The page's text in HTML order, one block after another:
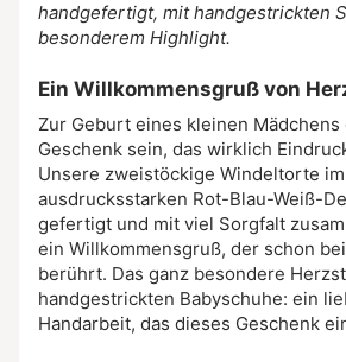
handgefertigt, mit handgestrickten
besonderem Highlight.
Ein Willkommensgruß von
Zur Geburt eines kleinen Mädchens
Geschenk sein, das wirklich
Unsere zweistöckige Windeltorte im
ausdrucksstarken Rot-Blau-Weiß-
gefertigt und mit viel Sorgfalt
ein Willkommensgruß, der schon
berührt. Das ganz besondere
handgestrickten Babyschuhe: ein
Handarbeit, das dieses Geschenk